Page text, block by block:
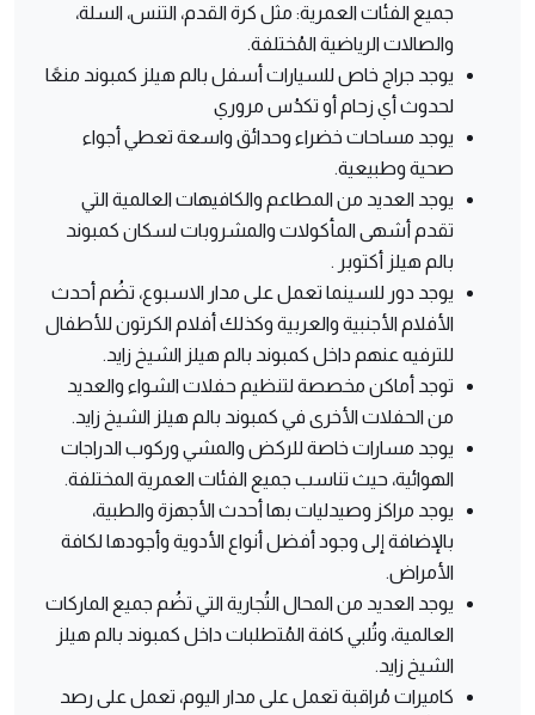
جميع الفئات العمرية: مثل كرة القدم، التنس، السلة،
والصالات الرياضية المُختلفة.
يوجد جراج خاص للسيارات أسفل بالم هيلز كمبوند منعًا
لحدوث أي زحام أو تكدُس مروري
يوجد مساحات خضراء وحدائق واسعة تعطي أجواء
صحية وطبيعية.
يوجد العديد من المطاعم والكافيهات العالمية التي
تقدم أشهى المأكولات والمشروبات لسكان كمبوند
بالم هيلز أكتوبر .
يوجد دور للسينما تعمل على مدار الاسبوع، تضُم أحدث
الأفلام الأجنبية والعربية وكذلك أفلام الكرتون للأطفال
للترفيه عنهم داخل كمبوند بالم هيلز الشيخ زايد.
توجد أماكن مخصصة لتنظيم حفلات الشواء والعديد
من الحفلات الأخرى في كمبوند بالم هيلز الشيخ زايد.
يوجد مسارات خاصة للركض والمشي وركوب الدراجات
الهوائية، حيث تناسب جميع الفئات العمرية المختلفة.
يوجد مراكز وصيدليات بها أحدث الأجهزة والطبية،
بالإضافة إلى وجود أفضل أنواع الأدوية وأجودها لكافة
الأمراض.
يوجد العديد من المحال التُجارية التي تضُم جميع الماركات
العالمية، وتُلبي كافة المُتطلبات داخل كمبوند بالم هيلز
الشيخ زايد.
كاميرات مُراقبة تعمل على مدار اليوم، تعمل على رصد